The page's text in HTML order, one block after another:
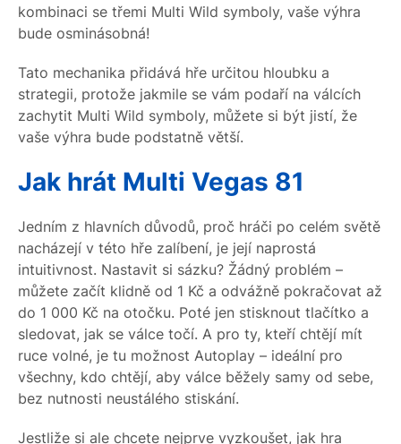
kombinaci se třemi Multi Wild symboly, vaše výhra
bude osminásobná!
Tato mechanika přidává hře určitou hloubku a
strategii, protože jakmile se vám podaří na válcích
zachytit Multi Wild symboly, můžete si být jistí, že
vaše výhra bude podstatně větší.
Jak hrát Multi Vegas 81
Jedním z hlavních důvodů, proč hráči po celém světě
nacházejí v této hře zalíbení, je její naprostá
intuitivnost. Nastavit si sázku? Žádný problém –
můžete začít klidně od 1 Kč a odvážně pokračovat až
do 1 000 Kč na otočku. Poté jen stisknout tlačítko a
sledovat, jak se válce točí. A pro ty, kteří chtějí mít
ruce volné, je tu možnost Autoplay – ideální pro
všechny, kdo chtějí, aby válce běžely samy od sebe,
bez nutnosti neustálého stiskání.
Jestliže si ale chcete nejprve vyzkoušet, jak hra